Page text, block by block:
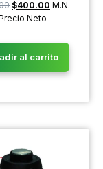
$400.00 M.N.
Neto
al carrito